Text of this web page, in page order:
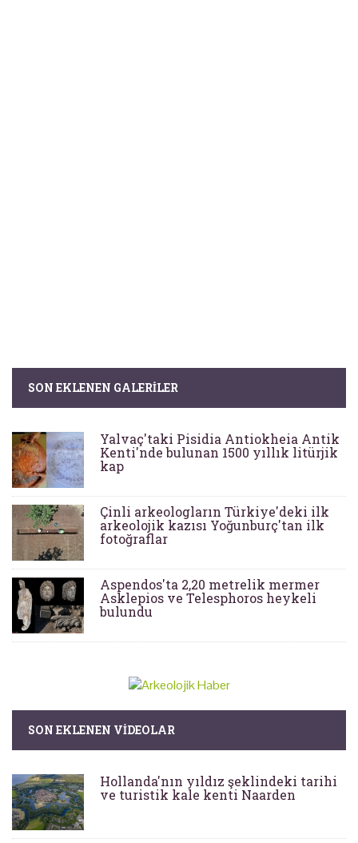
SON EKLENEN GALERILER
Yalvaç'taki Pisidia Antiokheia Antik
Kenti'nde bulunan 1500 yıllık litürjik
kap
Çinli arkeologların Türkiye'deki ilk
arkeolojik kazısı Yoğunburç'tan ilk
fotoğraflar
Aspendos'ta 2,20 metrelik mermer
Asklepios ve Telesphoros heykeli
bulundu
SON EKLENEN VIDEOLAR
Hollanda'nın yıldız şeklindeki tarihi
ve turistik kale kenti Naarden